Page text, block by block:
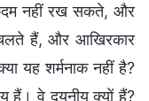
कदम नहीं रख सकते, और
चलते हैं, और आखिरकार
यह शर्मनाक नहीं है?
हैं। वे दयनीय क्यों हैं?